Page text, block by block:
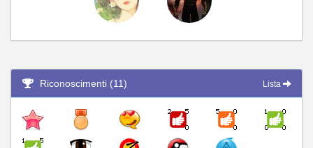
Riconoscimenti (11) Lista